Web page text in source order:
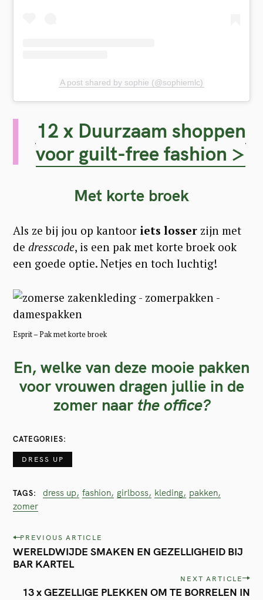
A post shared by sophie (@sophiemlc)
12 x Duurzaam shoppen
voor guilt-free fashion >
Met korte broek
Als ze bij jou op kantoor iets losser zijn met
de dresscode, is een pak met korte broek ook
een goede optie. Netjes en toch luchtig!
Esprit – Pak met korte broek
En, welke van deze mooie pakken
voor vrouwen dragen jullie in de
zomer naar the office?
CATEGORIES
DRESS UP
TAGS dress up fashion girlboss kleding
pakken
zomer
P
o
PREVIOUS ARTICLE
WERELDWIJDE SMAKEN EN GEZELLIGHEID BIJ
BAR KARTEL
NEXT ARTICLE
13 x GEZELLIGE PLEKKEN OM TE BORRELEN IN